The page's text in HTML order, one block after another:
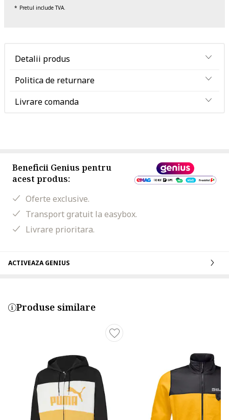
Pretul include TVA.
Detalii produs
Politica de returnare
Livrare comanda
Beneficii Genius pentru
acest produs:
Oferte exclusive.
Transport gratuit la easybox.
Livrare prioritara.
ACTIVEAZA GENIUS
Produse similare